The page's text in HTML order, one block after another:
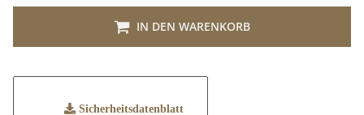
IN DEN WARENKORB
Sicherheitsdatenblatt